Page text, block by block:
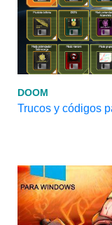
DOOM
Trucos y códigos